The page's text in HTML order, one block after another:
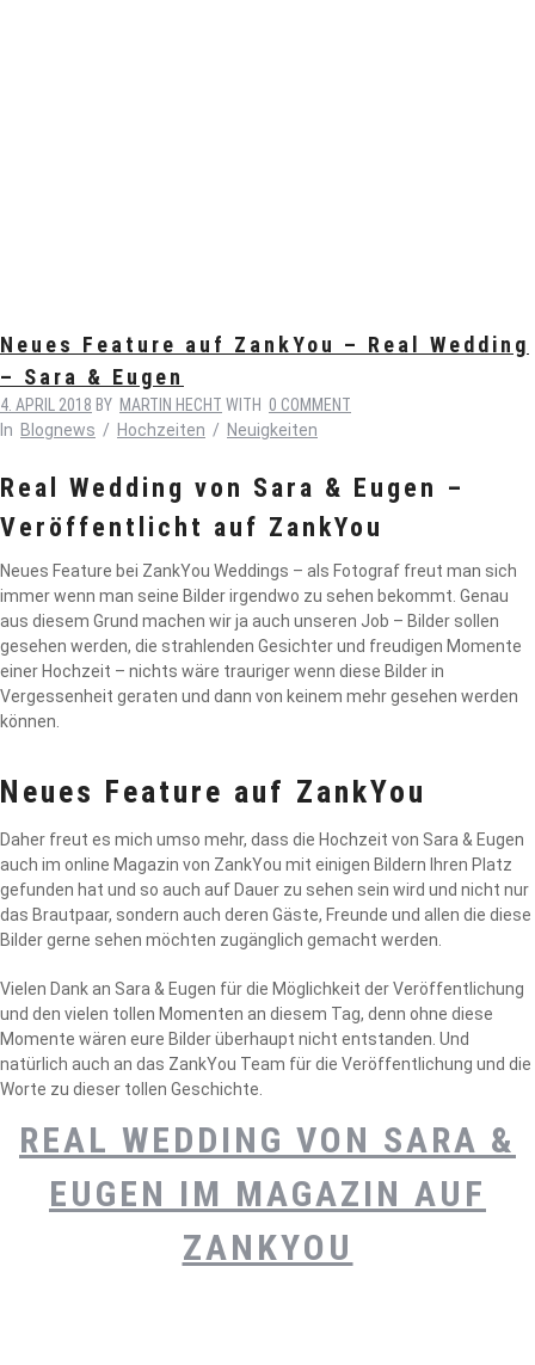
Neues Feature auf ZankYou – Real Wedding
– Sara & Eugen
4. APRIL 2018 BY MARTIN HECHT WITH 0 COMMENT
In Blognews / Hochzeiten / Neuigkeiten
Real Wedding von Sara & Eugen –
Veröffentlicht auf ZankYou
Neues Feature bei ZankYou Weddings – als Fotograf freut man sich
immer wenn man seine Bilder irgendwo zu sehen bekommt. Genau
aus diesem Grund machen wir ja auch unseren Job – Bilder sollen
gesehen werden, die strahlenden Gesichter und freudigen Momente
einer Hochzeit – nichts wäre trauriger wenn diese Bilder in
Vergessenheit geraten und dann von keinem mehr gesehen werden
können.
Neues Feature auf ZankYou
Daher freut es mich umso mehr, dass die Hochzeit von Sara & Eugen
auch im online Magazin von ZankYou mit einigen Bildern Ihren Platz
gefunden hat und so auch auf Dauer zu sehen sein wird und nicht nur
das Brautpaar, sondern auch deren Gäste, Freunde und allen die diese
Bilder gerne sehen möchten zugänglich gemacht werden.
Vielen Dank an Sara & Eugen für die Möglichkeit der Veröffentlichung
und den vielen tollen Momenten an diesem Tag, denn ohne diese
Momente wären eure Bilder überhaupt nicht entstanden. Und
natürlich auch an das ZankYou Team für die Veröffentlichung und die
Worte zu dieser tollen Geschichte.
REAL WEDDING VON SARA &
EUGEN IM MAGAZIN AUF
ZANKYOU